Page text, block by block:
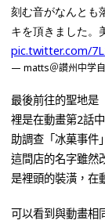
刻む音がなんとも
キを頂きました。
pic.twitter.com/
— matts＠讃州中学
最後前往的聖地是
裡是在動畫第2話
助調查「冰菓事件
這間店的名字雖然
是裡頭的裝潢，在
可以看到與動畫相